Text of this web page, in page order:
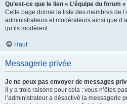
Qu’est-ce que le lien « L’équipe du forum »
Cette page donne la liste des membres de
administrateurs et modérateurs ainsi que
qu’ils modèrent.
Haut
Messagerie privée
Je ne peux pas envoyer de messages
Il y a trois raisons pour cela : vous n’êtes
l’administrateur a désactivé la messagerie